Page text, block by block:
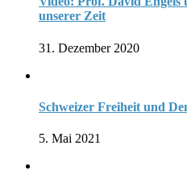
unserer Zeit
31. Dezember 2020
Schweizer Freiheit und
5. Mai 2021